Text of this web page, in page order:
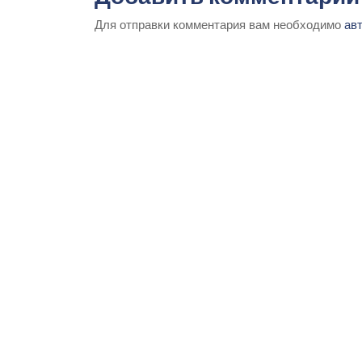
Для отправки комментария вам необходимо